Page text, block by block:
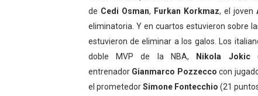
de Cedi Osman, Furkan Korkmaz, el joven
eliminatoria. Y en cuartos estuvieron sobre
estuvieron de eliminar a los galos. Los
doble MVP de la NBA,
Nikola Jokic
entrenador Gianmarco Pozzeccocon
el prometedorSimone Fontecchio (21